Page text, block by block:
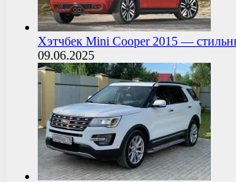
Хэтчбек Mini Cooper 2015 —
09.06.2025